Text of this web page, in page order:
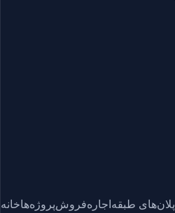
خانهپروژه‌هافروشاجارهپلان‌های طبقه